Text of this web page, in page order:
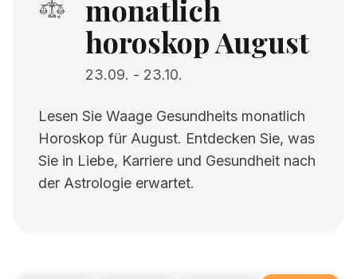
monatlich
horoskop August
23.09. - 23.10.
Lesen Sie Waage Gesundheits monatlich
Horoskop für August. Entdecken Sie, was
Sie in Liebe, Karriere und Gesundheit nach
der Astrologie erwartet.